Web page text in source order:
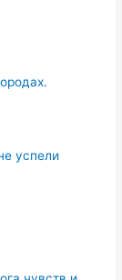
успели